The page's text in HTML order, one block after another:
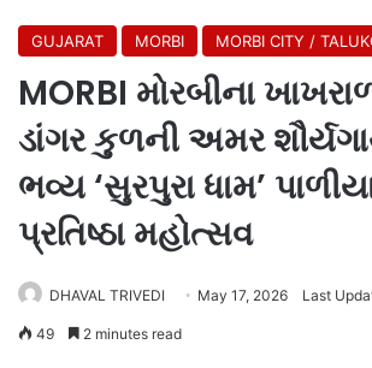
GUJARAT MORBI MORBI CITY /
MORBI મોરબીના
ડાંગર કુળની અમર
ભવ્ય ‘સુરપુરા ધામ’
પ્રતિષ્ઠા મહોત્સવ
DHAVAL TRIVEDI May 17, 2026 Last
49 2 minutes read